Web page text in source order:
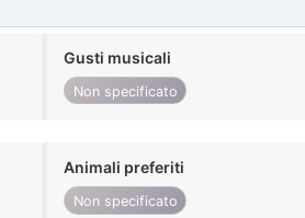
Gusti musicali
Non specificato
Animali preferiti
Non specificato